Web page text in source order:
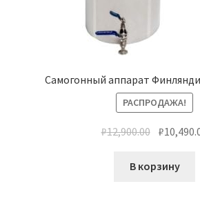
Самогонный аппарат
РАСПРОДАЖА!
₽12,900.00 ₽
В корзину